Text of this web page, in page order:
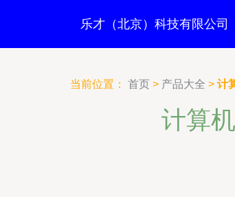
乐才（北京）科技有限公司
当前位置： 首页 > 产品大全 > 计
计算